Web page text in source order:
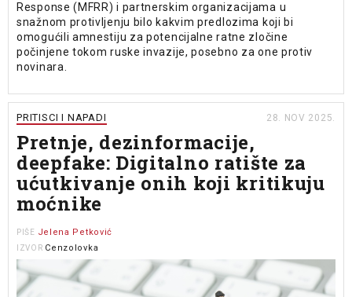
Response (MFRR) i partnerskim organizacijama u
snažnom protivljenju bilo kakvim predlozima koji bi
omogućili amnestiju za potencijalne ratne zločine
počinjene tokom ruske invazije, posebno za one protiv
novinara.
PRITISCI I NAPADI 28. NOV 2025.
Pretnje, dezinformacije,
deepfake: Digitalno ratište za
ućutkivanje onih koji kritikuju
moćnike
PIŠE Jelena Petković
IZVOR Cenzolovka